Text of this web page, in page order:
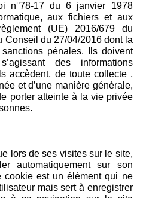
n°78-17 du 6 janvier 1978
aux fichiers et aux
(UE) 2016/679 du
Conseil du 27/04/2016 dont la
pénales. Ils doivent
des informations
accèdent, de toute collecte ,
et d’une manière générale,
porter atteinte à la vie privée
lors de ses visites sur le site,
automatiquement sur son
cookie est un élément qui ne
mais sert à enregistrer